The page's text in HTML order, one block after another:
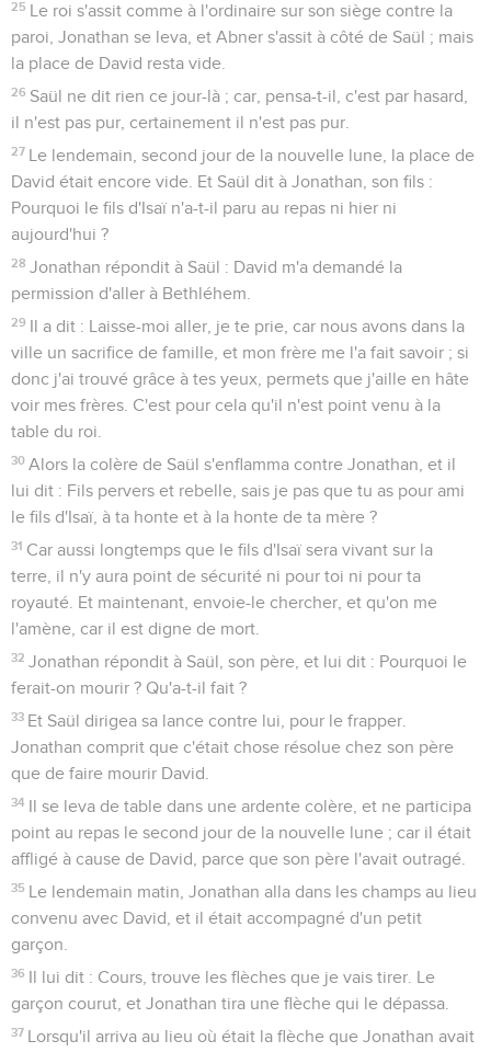
25 Le roi s'assit comme à l'ordinaire sur son siège contre la
paroi, Jonathan se leva, et Abner s'assit à côté de Saül ; mais
la place de David resta vide.
26 Saül ne dit rien ce jour-là ; car, pensa-t-il, c'est par hasard,
il n'est pas pur, certainement il n'est pas pur.
27 Le lendemain, second jour de la nouvelle lune, la place de
David était encore vide. Et Saül dit à Jonathan, son fils :
Pourquoi le fils d'Isaï n'a-t-il paru au repas ni hier ni
aujourd'hui ?
28 Jonathan répondit à Saül : David m'a demandé la
permission d'aller à Bethléhem.
29 Il a dit : Laisse-moi aller, je te prie, car nous avons dans la
ville un sacrifice de famille, et mon frère me l'a fait savoir ; si
donc j'ai trouvé grâce à tes yeux, permets que j'aille en hâte
voir mes frères. C'est pour cela qu'il n'est point venu à la
table du roi.
30 Alors la colère de Saül s'enflamma contre Jonathan, et il
lui dit : Fils pervers et rebelle, sais je pas que tu as pour ami
le fils d'Isaï, à ta honte et à la honte de ta mère ?
31 Car aussi longtemps que le fils d'Isaï sera vivant sur la
terre, il n'y aura point de sécurité ni pour toi ni pour ta
royauté. Et maintenant, envoie-le chercher, et qu'on me
l'amène, car il est digne de mort.
32 Jonathan répondit à Saül, son père, et lui dit : Pourquoi le
ferait-on mourir ? Qu'a-t-il fait ?
33 Et Saül dirigea sa lance contre lui, pour le frapper.
Jonathan comprit que c'était chose résolue chez son père
que de faire mourir David.
34 Il se leva de table dans une ardente colère, et ne participa
point au repas le second jour de la nouvelle lune ; car il était
affligé à cause de David, parce que son père l'avait outragé.
35 Le lendemain matin, Jonathan alla dans les champs au lieu
convenu avec David, et il était accompagné d'un petit
garçon.
36 Il lui dit : Cours, trouve les flèches que je vais tirer. Le
garçon courut, et Jonathan tira une flèche qui le dépassa.
37 Lorsqu'il arriva au lieu où était la flèche que Jonathan avait